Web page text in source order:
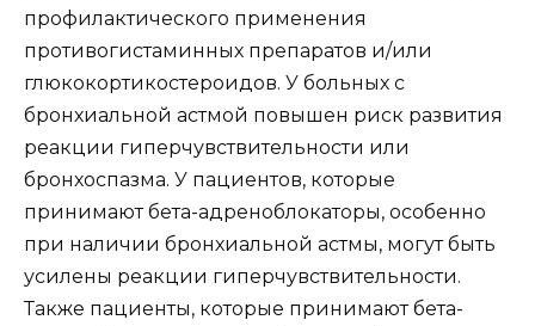
профилактического применения
противогистаминных препаратов и/или
глюкокортикостероидов. У больных с
бронхиальной астмой повышен риск развития
реакции гиперчувствительности или
бронхоспазма. У пациентов, которые
принимают бета-адреноблокаторы, особенно
при наличии бронхиальной астмы, могут быть
усилены реакции гиперчувствительности.
Также пациенты, которые принимают бета-